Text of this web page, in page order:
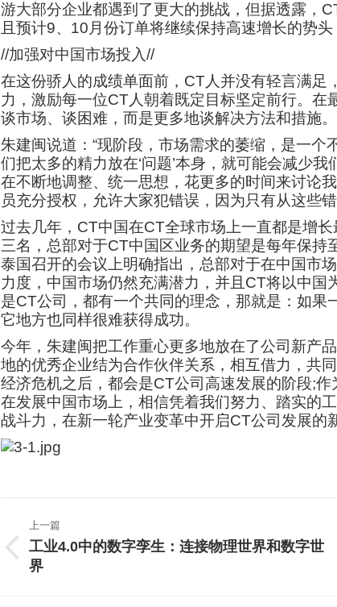
游大部分企业都遇到了更大的挑战，但据透露，
且预计9、10月份订单将继续保持高速增长的势
//加强对中国市场投入//
在这份骄人的成绩单面前，CT人并没有轻言满
力，激励每一位CT人朝着既定目标坚定前行。
谈市场、谈困难，而是更多地谈解决方法和措施。
朱建闽说道：“现阶段，市场需求的萎缩，是一
们把太多的精力放在‘问题’本身，就可能会减少
在不断地调整、统一思想，花更多的时间来讨论
员充分授权，允许大家犯错误，因为只有从这些
过去几年，CT中国在CT全球市场上一直都是增
三名，总部对于CT中国区业务的期望是每年保
泰国召开的会议上明确指出，总部对于在中国市
力度，中国市场仍然充满潜力，并且CT将以中
是CT公司，都有一个共同的理念，那就是：如
它地方也同样很难获得成功。
今年，朱建闽把工作重心更多地放在了公司新产
地的优秀企业结为合作伙伴关系，相互借力，共
经济危机之后，都会是CT公司高速发展的阶段;
在发展中国市场上，相信凭着我们努力、踏实的
战斗力，在新一轮产业变革中开启CT公司发展的
章
导
上一篇
上
一
工业4.0中的数字孪生：连接物理世界和数字世
界